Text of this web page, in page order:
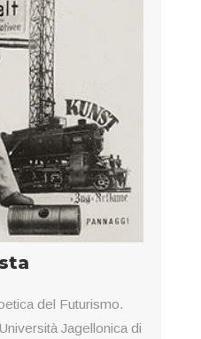
del Futurismo.
Jagellonica di